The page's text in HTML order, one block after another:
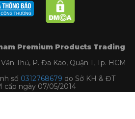
Premium Products Trading
Thủ, P. Đa Kao, Quận 1, Tp. HCM
số 0312768679 do Sở KH & ĐT
cấp ngày 07/05/2014